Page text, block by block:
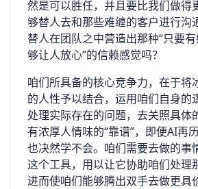
然是可以胜任，并且要比我们做得
够替人去和那些难缠的客户进行沟
替人在团队之中营造出那种“只要
够让人放心”的信赖感觉吗？
咱们所具备的核心竞争力，在于将
的人性予以结合，运用咱们自身的
处理实际存在的问题，去关照具体
有浓厚人情味的“靠谱”，即便AI再
也决然学不会。咱们需要去做的事
这个工具，用以让它协助咱们处理
进而使咱们能够腾出双手去做更具